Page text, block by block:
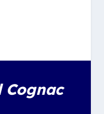
Cognac